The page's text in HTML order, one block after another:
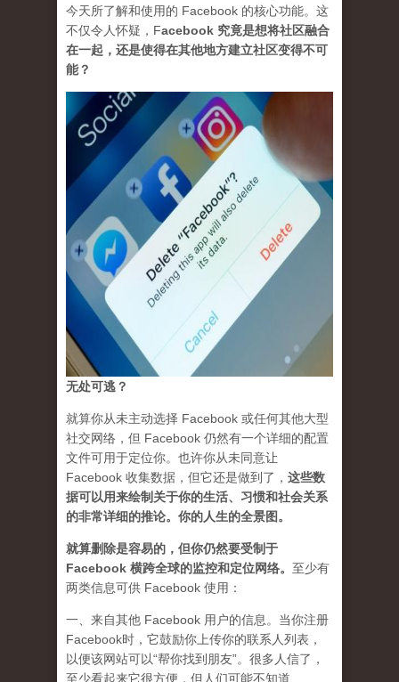
今天所了解和使用的 Facebook 的核心功能。这
不仅令人怀疑， Facebook 究竟是想将社区融合
在一起，还是使得在其他地方建立社区变得不可
能？
无处可逃？
就算你从未主动选择 Facebook 或任何其他大型
社交网络，但 Facebook 仍然有一个详细的配置
文件可用于定位你。也许你从未同意让
Facebook 收集数据，但它还是做到了， 这些数
据可以用来绘制关于你的生活、习惯和社会关系
的非常详细的推论。你的人生的全景图。
就算删除是容易的，但你仍然要受制于
Facebook 横跨全球的监控和定位网络。 至少有
两类信息可供 Facebook 使用：
一、来自其他 Facebook 用户的信息。当你注册
Facebook时，它鼓励你上传你的联系人列表，
以便该网站可以“帮你找到朋友”。很多人信了，
至少看起来它很方便，但人们可能不知道